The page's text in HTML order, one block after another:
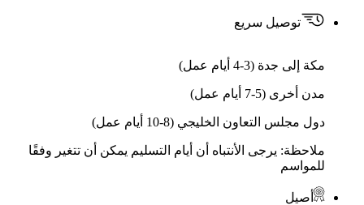
توصيل سريع
مكة إلى جدة (3-4 أيام عمل)
مدن أخرى (5-7 أيام عمل)
دول مجلس التعاون الخليجي (8-10 أيام عمل)
ملاحظة: يرجى الأنتباه أن أيام التسليم يمكن أن تتغير وفقًا
للمواسم
أصيل